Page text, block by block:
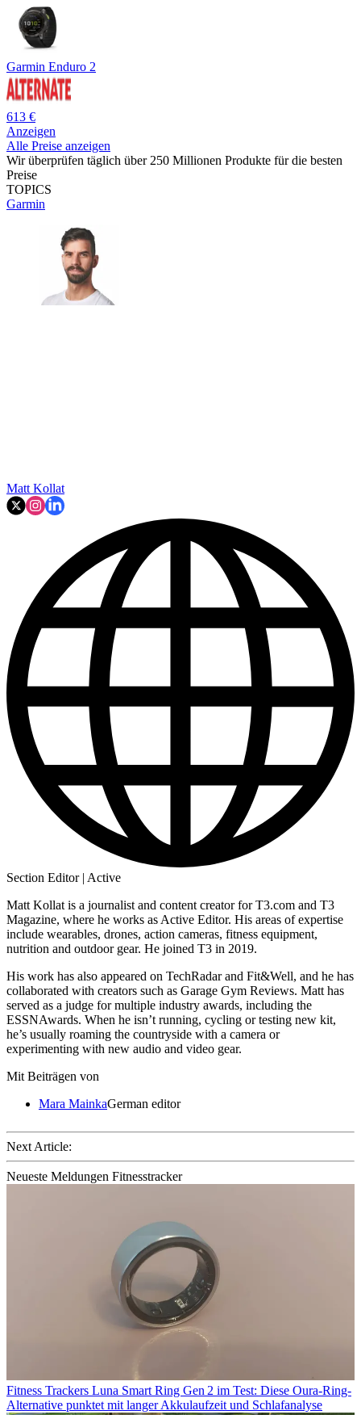
Garmin Enduro 2
613 €
Anzeigen
Alle Preise anzeigen
Wir überprüfen täglich über 250 Millionen Produkte für die besten
Preise
TOPICS
Garmin
Matt Kollat
Section Editor | Active
Matt Kollat is a journalist and content creator for T3.com and T3
Magazine, where he works as Active Editor. His areas of expertise
include wearables, drones, action cameras, fitness equipment,
nutrition and outdoor gear. He joined T3 in 2019.
His work has also appeared on TechRadar and Fit&Well, and he has
collaborated with creators such as Garage Gym Reviews. Matt has
served as a judge for multiple industry awards, including the
ESSNAwards. When he isn’t running, cycling or testing new kit,
he’s usually roaming the countryside with a camera or
experimenting with new audio and video gear.
Mit Beiträgen von
Mara MainkaGerman editor
Next Article:
Neueste Meldungen Fitnesstracker
Fitness Trackers Luna Smart Ring Gen 2 im Test: Diese Oura-Ring-
Alternative punktet mit langer Akkulaufzeit und Schlafanalyse